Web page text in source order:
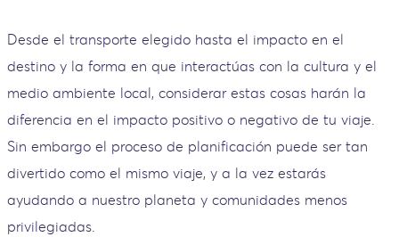
Desde el transporte elegido hasta el impacto en el
destino y la forma en que interactúas con la cultura y el
medio ambiente local, considerar estas cosas harán la
diferencia en el impacto positivo o negativo de tu viaje.
Sin embargo el proceso de planificación puede ser tan
divertido como el mismo viaje, y a la vez estarás
ayudando a nuestro planeta y comunidades menos
privilegiadas.